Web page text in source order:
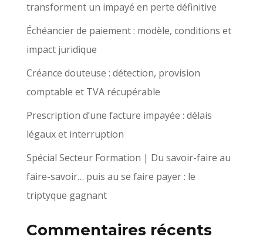
transforment un impayé en perte définitive
Échéancier de paiement : modèle, conditions et
impact juridique
Créance douteuse : détection, provision
comptable et TVA récupérable
Prescription d’une facture impayée : délais
légaux et interruption
Spécial Secteur Formation | Du savoir-faire au
faire-savoir… puis au se faire payer : le
triptyque gagnant
Commentaires récents